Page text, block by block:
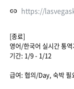
https://
[종료]
영어/한국어 실시간 통
기간: 1/9 - 1/12
급여: 협의/Day, 숙박 필